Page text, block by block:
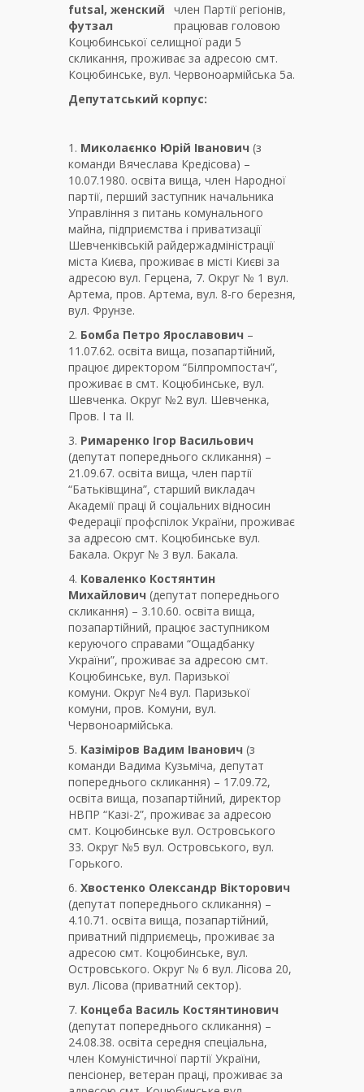
член Партії регіонів,
працював головою
Коцюбинської селищної ради 5
скликання, проживає за адресою смт.
Коцюбинське, вул. Червоноармійська 5а.
Депутатський корпус:
1. Миколаєнко Юрій Іванович (з
команди Вячеслава Кредісова) –
10.07.1980. освіта вища, член Народної
партії, перший заступник начальника
Управління з питань комунального
майна, підприємства і приватизації
Шевченківській райдержадміністрації
міста Києва, проживає в місті Києві за
адресою вул. Герцена, 7. Округ № 1 вул.
Артема, пров. Артема, вул. 8-го березня,
вул. Фрунзе.
2. Бомба Петро Ярославович –
11.07.62. освіта вища, позапартійний,
працює директором “Білпромпостач”,
проживає в смт. Коцюбинське, вул.
Шевченка. Округ №2 вул. Шевченка,
Пров. І та ІІ.
3. Римаренко Ігор Васильович
(депутат попереднього скликання) –
21.09.67. освіта вища, член партії
“Батьківщина”, старший викладач
Академії праці й соціальних відносин
Федерації профспілок України, проживає
за адресою смт. Коцюбинське вул.
Бакала. Округ № 3 вул. Бакала.
4. Коваленко Костянтин
Михайлович (депутат попереднього
скликання) – 3.10.60. освіта вища,
позапартійний, працює заступником
керуючого справами “Ощадбанку
України”, проживає за адресою смт.
Коцюбинське, вул. Паризької
комуни. Округ №4 вул. Паризької
комуни, пров. Комуни, вул.
Червоноармійська.
5. Казіміров Вадим Іванович (з
команди Вадима Кузьміча, депутат
попереднього скликання) – 17.09.72,
освіта вища, позапартійний, директор
НВПР “Казі-2”, проживає за адресою
смт. Коцюбинське вул. Островського
33. Округ №5 вул. Островського, вул.
Горького.
6. Хвостенко Олександр Вікторович
(депутат попереднього скликання) –
4.10.71. освіта вища, позапартійний,
приватний підприємець, проживає за
адресою смт. Коцюбинське, вул.
Островського. Округ № 6 вул. Лісова 20,
вул. Лісова (приватний сектор).
7. Концеба Василь Костянтинович
(депутат попереднього скликання) –
24.08.38. освіта середня спеціальна,
член Комуністичної партії України,
пенсіонер, ветеран праці, проживає за